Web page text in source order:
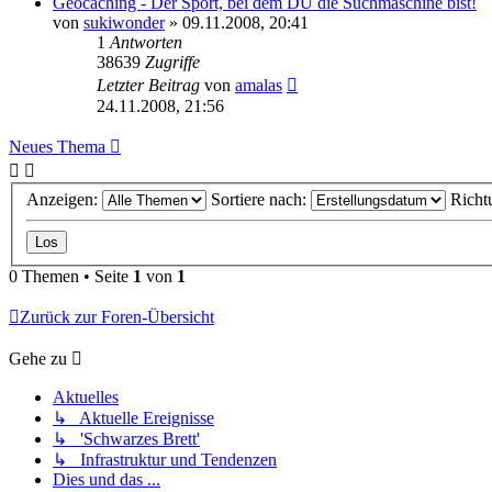
von sukiwonder» 09.11.2008, 20:41
1 Antworten
38639 Zugriffe
Letzter Beitrag von amalas
24.11.2008, 21:56
Neues Thema
Anzeigen: Sortiere nach:
0 Themen • Seite 1 von 1
Zurück zur Foren-Übersicht
Gehe zu
Aktuelles
↳ Aktuelle Ereignisse
↳ 'Schwarzes Brett'
↳ Infrastruktur und Tendenzen
Dies und das ...